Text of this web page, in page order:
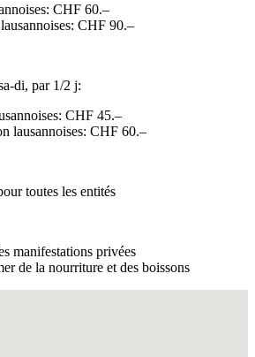
CHF 60.–
CHF 90.–
di, par 1/2 j:
CHF 45.–
lausannoises: CHF 60.–
toutes les entités
manifestations privées
de la nourriture et des boissons